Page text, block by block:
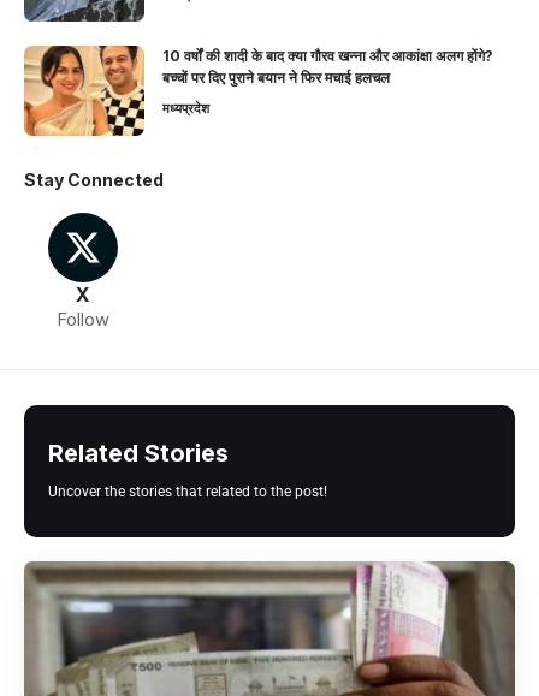
10 वर्षों की शादी के बाद क्या गौरव खन्ना और आकांक्षा अलग होंगे?
बच्चों पर दिए पुराने बयान ने फिर मचाई हलचल
मध्यप्रदेश
Stay Connected
X
Follow
Related Stories
Uncover the stories that related to the post!